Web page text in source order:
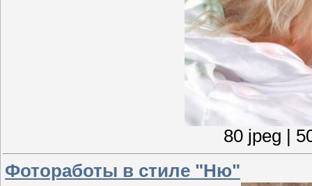
80 jpeg |
Фотоработы в стиле "Ню"